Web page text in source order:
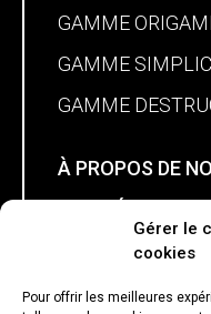
Gérer le
cookies
Pour offrir les meilleures
GAMME ORIGAMI
GAMME
GAMME
À PROPOS DE
MON PANIER